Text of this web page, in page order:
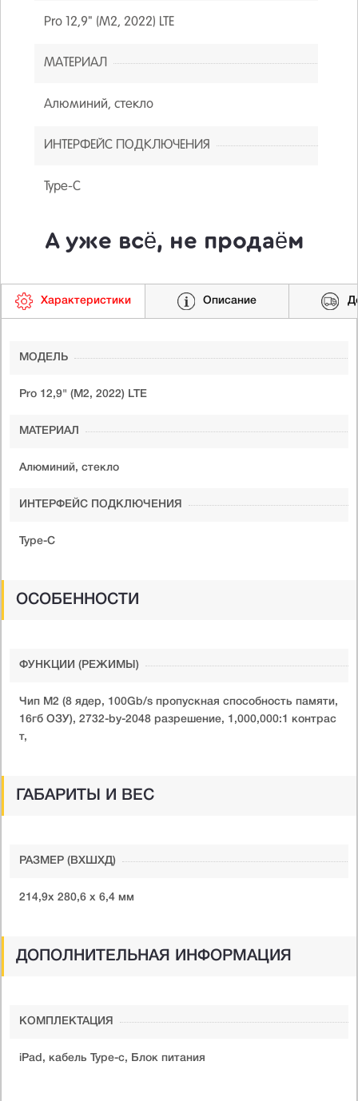
А уже всё, не продаём
Pro 12,9" (M2, 2022) LTE
МАТЕРИАЛ
Алюминий, стекло
ИНТЕРФЕЙС ПОДКЛЮЧЕНИЯ
Type-C
Характеристики Описание
МОДЕЛЬ
Pro 12,9" (M2, 2022) LTE
МАТЕРИАЛ
Алюминий, стекло
ИНТЕРФЕЙС ПОДКЛЮЧЕНИЯ
Type-C
ОСОБЕННОСТИ
ФУНКЦИИ (РЕЖИМЫ)
Чип М2 (8 ядер, 100Gb/s пропускная способность памяти,
16гб ОЗУ), 2732-by-2048 разрешение, 1,000,000:1 контрас
т,
ГАБАРИТЫ И ВЕС
РАЗМЕР (ВXШXД)
214,9х 280,6 х 6,4 мм
ДОПОЛНИТЕЛЬНАЯ ИНФОРМАЦИЯ
КОМПЛЕКТАЦИЯ
iPad, кабель Type-c, Блок питания